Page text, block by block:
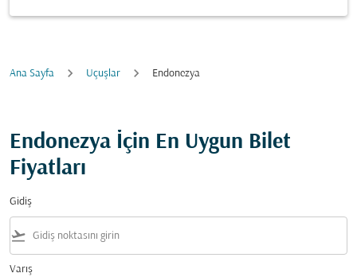
Ana Sayfa Uçuşlar Endonezya
Endonezya İçin En Uygun Bilet
Fiyatları
Gidiş
flight_takeoff
Varış